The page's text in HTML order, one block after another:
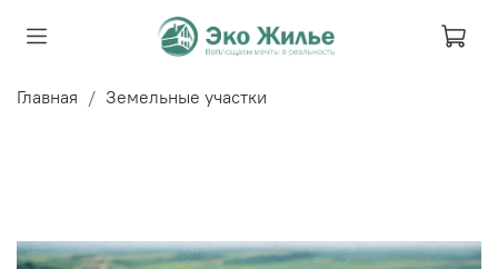
Главная Земельные участки